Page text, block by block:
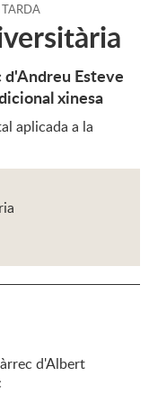
d'Andreu Esteve
xinesa
aplicada a la
d'Albert